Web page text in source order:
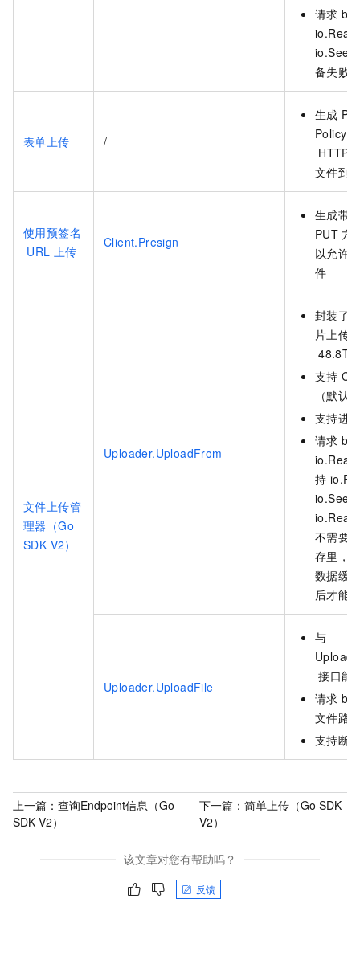
请求
备失败
表单上传 /
生成
Policy
HTTP
文件到
使用预签名
URL 上传
Client.Presign
生成带
PUT 方
以允许
件
文件上传管
理器（Go
SDK V2）
Uploader.UploadFrom
封装了
片上传
48.8TiB
支持
（默认
支持进
请求
持
不需要
存里，
数据缓
后才能
Uploader.UploadFile
与
接口能
请求
文件路
支持断
上一篇： 查询Endpoint信息（Go
SDK V2）
下一篇：简单上传（Go SDK
V2）
该文章对您有帮助吗？
反馈